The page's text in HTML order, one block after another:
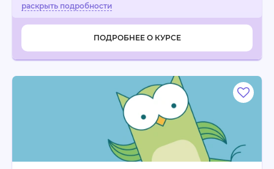
ПОДРОБНЕЕ О КУРСЕ